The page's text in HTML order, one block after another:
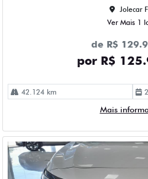
Jolecar
Ver Mais 1
de R$
por R$
42.124 km
Mais